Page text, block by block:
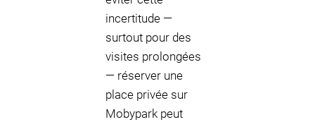
incertitude —
surtout pour des
visites prolongées
— réserver une
place privée sur
Mobypark peut